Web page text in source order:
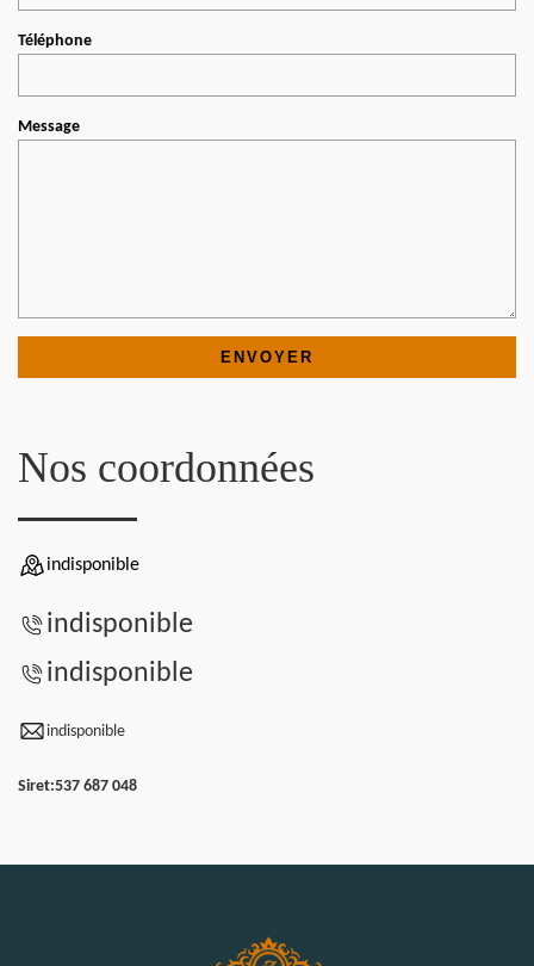
Téléphone
Message
Nos coordonnées
indisponible
indisponible
indisponible
indisponible
Siret:537 687 048